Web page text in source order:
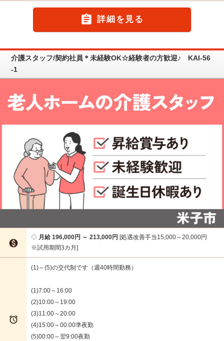
 詳細を見る
介護スタッフ/契約社員＊未経験OK☆経験者の方歓迎♪ KAI-56
-1

月給 196,000円 ～ 213,000円 処遇改善手当15,000～20,000円
※試用期間3カ月

(1)～(5)の交代制です（週40時間勤務）
(1)7:00～16:00
(2)10:00～19:00
(3)11:00～20:00
(4)15:00～00:00準夜勤
(5)00:00～翌9:00夜勤